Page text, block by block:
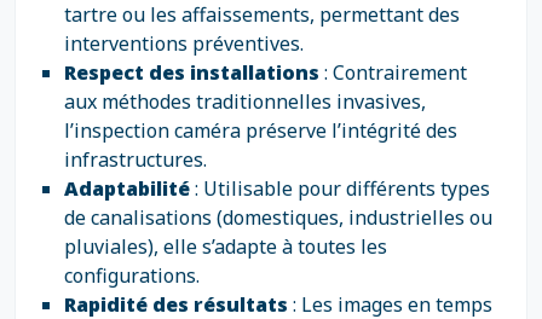
tartre ou les affaissements, permettant des
interventions préventives.
Respect des installations : Contrairement
aux méthodes traditionnelles invasives,
l’inspection caméra préserve l’intégrité des
infrastructures.
Adaptabilité: Utilisable pour différents types
de canalisations (domestiques, industrielles ou
pluviales), elle s’adapte à toutes les
configurations.
Rapidité des résultats : Les images en temps